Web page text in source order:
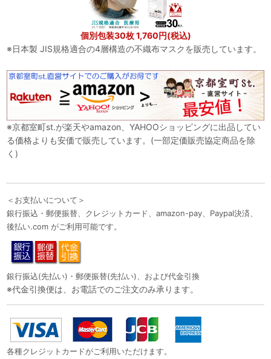
個別包装30枚 1,760円(税込)
※日本製 JIS規格適合の4層構造の不織布マスクを販売しています。
※京都室町st.が楽天やamazon、YAHOOショッピングに出品してい
る価格よりも安価で販売しています。(一部定価販売協定商品を除
く)
＜お支払いについて＞
銀行振込・郵便振替、クレジットカード、amazon-pay、Paypal決済、
後払い.com がご利用可能です。
銀行振込(先払い)・郵便振替(先払い)、および代金引換
※代金引換便は、お電話でのご注文のみ承ります。
各種クレジットカードがご利用いただけます。